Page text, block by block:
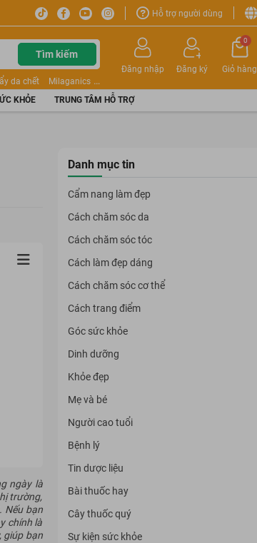
Hỗ trợ người dùng
Tìm kiếm
da chết
Milaganics
nạ
Tinh chất
Đăng nhập Đăng ký
0
Giỏ hàng
KHỎE TRUNG TÂM HỖ TRỢ
ngày là
trường,
Nếu bạn
chính là
, giúp bạn
Danh mục tin
Cẩm nang làm đẹp
Cách chăm sóc da
Cách chăm sóc tóc
Cách làm đẹp dáng
Cách chăm sóc cơ thể
Cách trang điểm
Góc sức khỏe
Dinh dưỡng
Khỏe đẹp
Mẹ và bé
Người cao tuổi
Bệnh lý
Tin dược liệu
Bài thuốc hay
Cây thuốc quý
Sự kiện sức khỏe